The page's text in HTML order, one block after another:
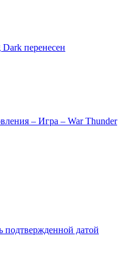
перенесен
– Игра – War Thunder
подтвержденной датой